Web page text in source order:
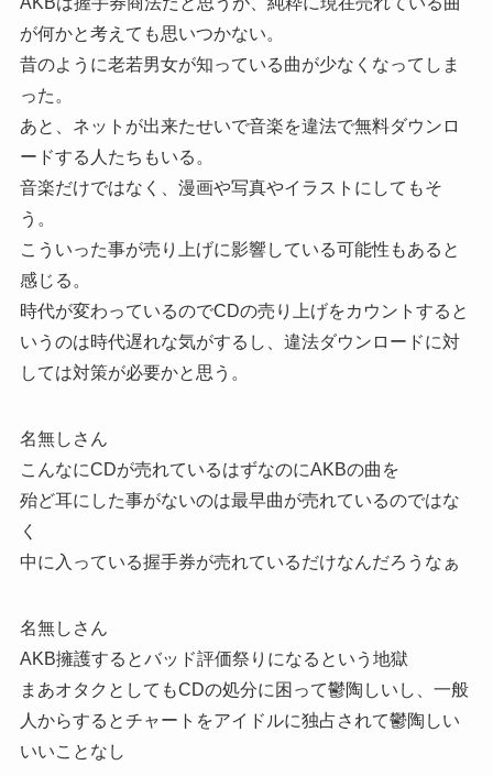
が何かと考えても思いつかない。
昔のように老若男女が知っている曲が少なくなってしま
った。
あと、ネットが出来たせいで音楽を違法で無料ダウンロ
ードする人たちもいる。
音楽だけではなく、漫画や写真やイラストにしてもそ
う。
こういった事が売り上げに影響している可能性もあると
感じる。
時代が変わっているのでCDの売り上げをカウントすると
いうのは時代遅れな気がするし、違法ダウンロードに対
しては対策が必要かと思う。
名無しさん
こんなにCDが売れているはずなのにAKBの曲を
殆ど耳にした事がないのは最早曲が売れているのではな
く
中に入っている握手券が売れているだけなんだろうなぁ
名無しさん
AKB擁護するとバッド評価祭りになるという地獄
まあオタクとしてもCDの処分に困って鬱陶しいし、一般
人からするとチャートをアイドルに独占されて鬱陶しい
いいことなし